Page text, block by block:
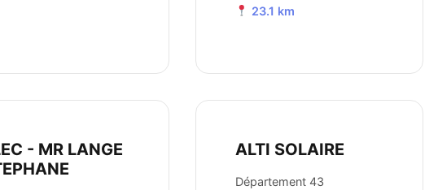
23.1 km
- MR LANGE
ALTI SOLAIRE
Département 43